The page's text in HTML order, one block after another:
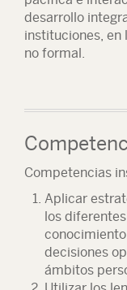
desarrollo
instituciones, en
no formal.
Competencias
Aplicar
los
decisiones
ámbitos